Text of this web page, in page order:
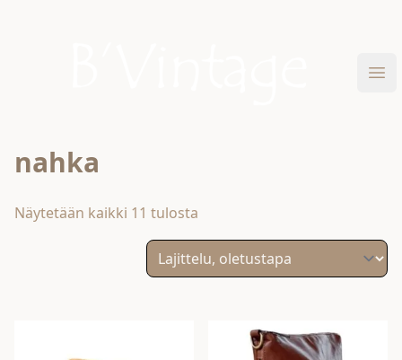
nahka
Näytetään kaikki 11 tulosta